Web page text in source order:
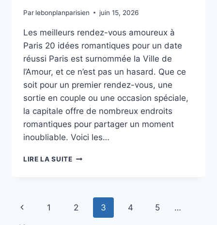
Par lebonplanparisien juin 15, 2026
Les meilleurs rendez-vous amoureux à
Paris 20 idées romantiques pour un date
réussi Paris est surnommée la Ville de
l’Amour, et ce n’est pas un hasard. Que ce
soit pour un premier rendez-vous, une
sortie en couple ou une occasion spéciale,
la capitale offre de nombreux endroits
romantiques pour partager un moment
inoubliable. Voici les…
LIRE LA SUITELES
AMOUREUX
À
PARIS
Navigation
Page
1 2 3 4 5 …